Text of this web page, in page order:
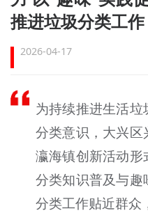
文明实践
文明培育
未成年人思想道德建设
榜样人物
身边好人
文明评论
推进垃圾分类工作
2026-04-17
为持续推进生活
分类意识，大兴区
瀛海镇创新活动
分类知识普及与趣
分类工作贴近群众